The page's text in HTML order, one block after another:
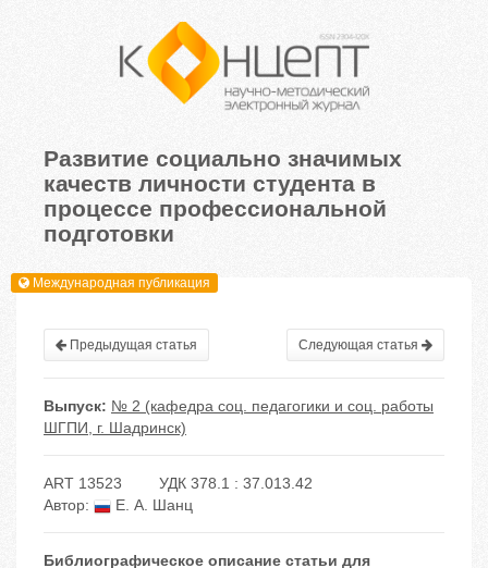
Развитие социально значимых
качеств личности студента в
процессе профессиональной
подготовки
Международная публикация
Предыдущая статья Следующая статья
Выпуск: № 2 (кафедра соц. педагогики и соц. работы
ШГПИ, г. Шадринск)
ART 13523
УДК 378.1 : 37.013.42
Автор:
Е. А. Шанц
Библиографическое описание статьи для